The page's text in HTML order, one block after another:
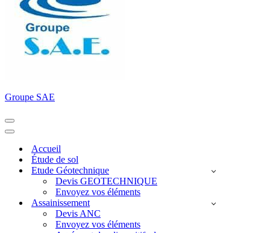
Groupe SAE
Menu
de
Menu
navigationAccueil
Étude de sol
Etude Géotechnique
Devis GEOTECHNIQUE
Envoyez vos éléments
Assainissement
Devis ANC
Envoyez vos éléments